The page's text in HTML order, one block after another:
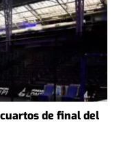
de final del